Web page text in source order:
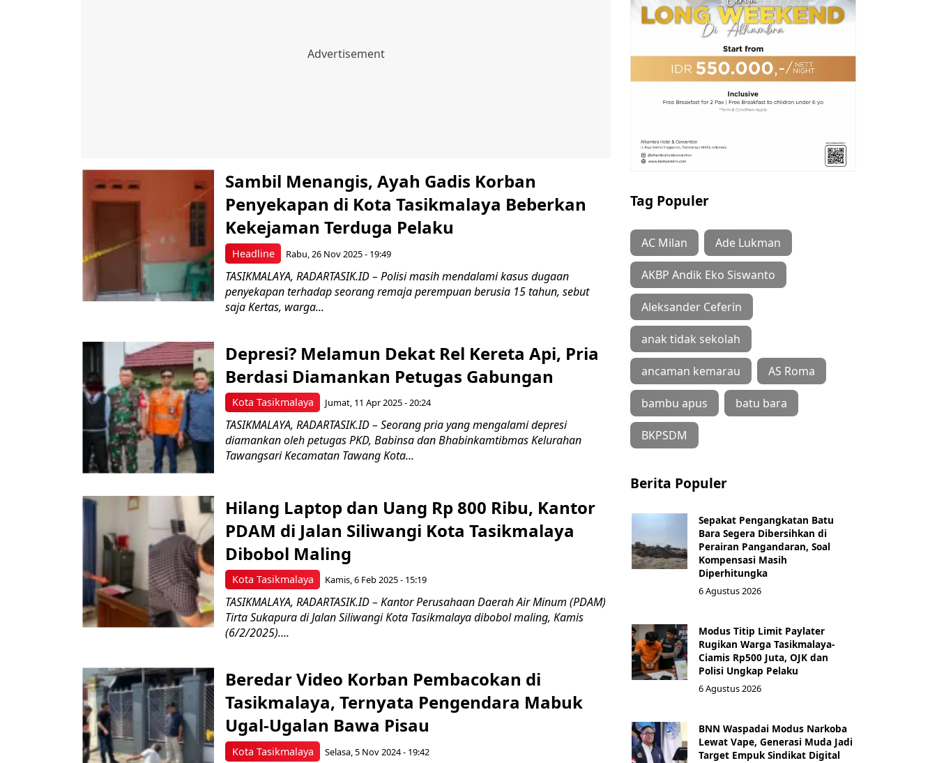
Headline
Sambil Menangis, Ayah Gadis Korban
Penyekapan di Kota Tasikmalaya Beberkan
Kekejaman Terduga Pelaku
Rabu, 26 Nov 2025 - 19:49
TASIKMALAYA, RADARTASIK.ID – Polisi masih mendalami kasus dugaan
penyekapan terhadap seorang remaja perempuan berusia 15 tahun, sebut
saja Kertas, warga...
Kota Tasikmalaya
Depresi? Melamun Dekat Rel Kereta Api, Pria
Berdasi Diamankan Petugas Gabungan
Jumat, 11 Apr 2025 - 20:24
TASIKMALAYA, RADARTASIK.ID – Seorang pria yang mengalami depresi
diamankan oleh petugas PKD, Babinsa dan Bhabinkamtibmas Kelurahan
Tawangsari Kecamatan Tawang Kota...
Kota Tasikmalaya
Hilang Laptop dan Uang Rp 800 Ribu, Kantor
PDAM di Jalan Siliwangi Kota Tasikmalaya
Dibobol Maling
Kamis, 6 Feb 2025 - 15:19
TASIKMALAYA, RADARTASIK.ID – Kantor Perusahaan Daerah Air Minum (PDAM)
Tirta Sukapura di Jalan Siliwangi Kota Tasikmalaya dibobol maling, Kamis
(6/2/2025)....
Kota Tasikmalaya
Beredar Video Korban Pembacokan di
Tasikmalaya, Ternyata Pengendara Mabuk
Ugal-Ugalan Bawa Pisau
Selasa, 5 Nov 2024 - 19:42
Tag Populer
AC Milan Ade Lukman
AKBP Andik Eko Siswanto
Aleksander Ceferin
anak tidak sekolah
ancaman kemarau AS Roma
bambu apus batu bara
BKPSDM
Berita Populer
Sepakat Pengangkatan Batu
Bara Segera Dibersihkan di
Perairan Pangandaran, Soal
Kompensasi Masih
Diperhitungka
6 Agustus 2026
Modus Titip Limit Paylater
Rugikan Warga Tasikmalaya-
Ciamis Rp500 Juta, OJK dan
Polisi Ungkap Pelaku
6 Agustus 2026
BNN Waspadai Modus Narkoba
Lewat Vape, Generasi Muda Jadi
Target Empuk Sindikat Digital